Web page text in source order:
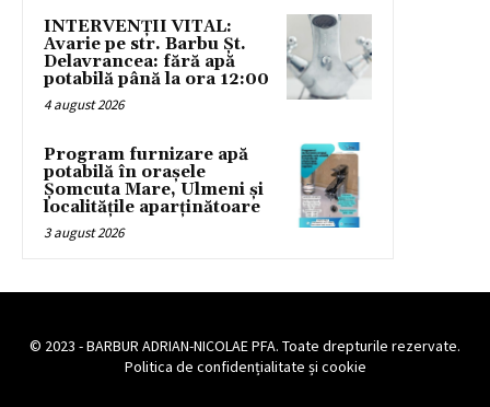
INTERVENȚII VITAL:
Avarie pe str. Barbu Șt.
Delavrancea: fără apă
potabilă până la ora 12:00
4 august 2026
Program furnizare apă
potabilă în orașele
Șomcuta Mare, Ulmeni și
localitățile aparținătoare
3 august 2026
© 2023 - BARBUR ADRIAN-NICOLAE PFA. Toate drepturile rezervate.
Politica de confidențialitate și cookie